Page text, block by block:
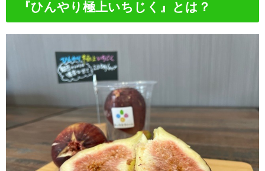
『ひんやり極上いちじく』とは？